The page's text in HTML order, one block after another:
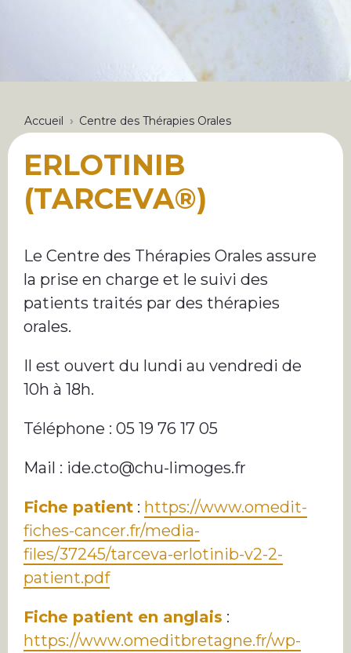
FIL
D'ARIANE
Accueil Centre des Thérapies Orales
ERLOTINIB
(TARCEVA®)
Le Centre des Thérapies Orales assure
la prise en charge et le suivi des
patients traités par des thérapies
orales.
Il est ouvert du lundi au vendredi de
10h à 18h.
Téléphone : 05 19 76 17 05
Mail : ide.cto@chu-limoges.fr
Fiche patient : https://www.omedit-
fiches-cancer.fr/media-
files/37245/tarceva-erlotinib-v2-2-
patient.pdf
Fiche patient en anglais :
https://www.omeditbretagne.fr/wp-